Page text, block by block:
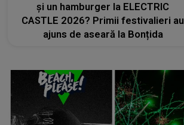
și un hamburger la ELECTRIC
CASTLE 2026? Primii festivalieri au
ajuns de aseară la Bonțida